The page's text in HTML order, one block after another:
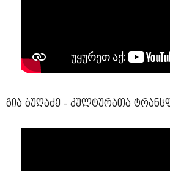
გია ბუღაძე - კულტურათა